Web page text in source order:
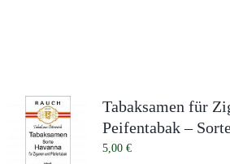
Tabaksamen für
Peifentabak –
5,00 €